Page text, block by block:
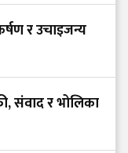
र उचाइजन्य
संवाद र भोलिका